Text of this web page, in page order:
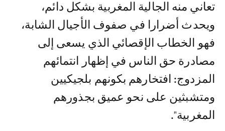
تعاني منه الجالية المغربية بشكل دائم،
ويحدث أضرارا في صفوف الأجيال الشابة،
فهو الخطاب الإقصائي الذي يسعى إلى
مصادرة حق الناس في إظهار انتمائهم
المزدوج: افتخارهم بكونهم بلجيكيين
ومتشبثين على نحو عميق بجذورهم
المغربية".